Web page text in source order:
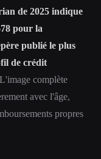
de 2025 indique
pour la
publié le plus
de crédit
L'image complète
avec l'âge,
propres